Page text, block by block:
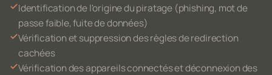
Identification de l'origine du piratage (phishing, mot de
passe faible, fuite de données)
Vérification et suppression des règles de redirection
cachées
Vérification des appareils connectés et déconnexion des